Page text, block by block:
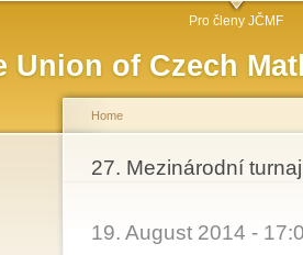
Union of Czech
Pro členy JČMF
You are here
Home
27. Mezinárodní
19. August 2014 -